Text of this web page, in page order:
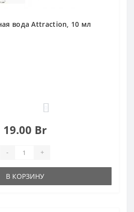
вода Attraction, 10 мл
19.00 Br
- +
В КОРЗИНУ